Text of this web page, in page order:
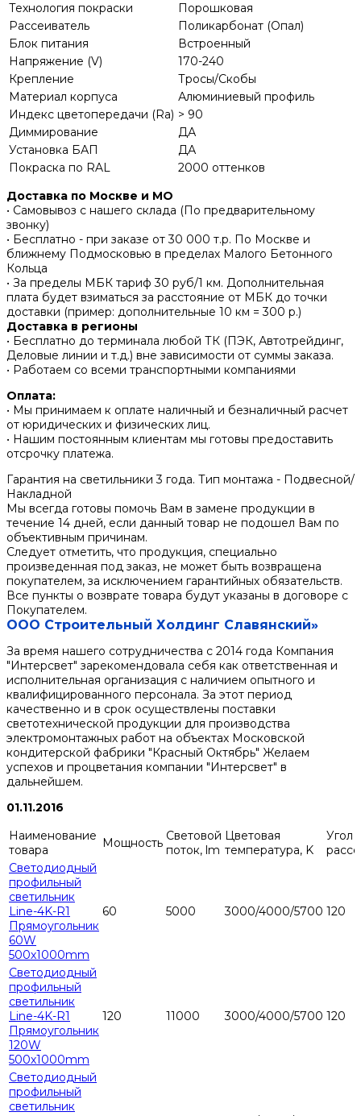
Технология покраски
Порошковая
Рассеиватель
Поликарбонат (Опал)
Блок питания
Встроенный
Напряжение (V)
170-240
Крепление
Тросы/Скобы
Материал корпуса
Алюминиевый профиль
Индекс цветопередачи (Ra) > 90
Диммирование
ДА
Установка БАП
ДА
Покраска по RAL
2000 оттенков
Доставка по Москве и МО
• Самовывоз с нашего склада (По предварительному
звонку)
• Бесплатно - при заказе от 30 000 т.р. По Москве и
ближнему Подмосковью в пределах Малого Бетонного
Кольца
• За пределы МБК тариф 30 руб/1 км. Дополнительная
плата будет взиматься за расстояние от МБК до точки
доставки (пример: дополнительные 10 км = 300 р.)
Доставка в регионы
• Бесплатно до терминала любой ТК (ПЭК, Автотрейдинг,
Деловые линии и т.д.) вне зависимости от суммы заказа.
• Работаем со всеми транспортными компаниями
Оплата:
• Мы принимаем к оплате наличный и безналичный расчет
от юридических и физических лиц.
• Нашим постоянным клиентам мы готовы предоставить
отсрочку платежа.
Гарантия на светильники 3 года. Тип монтажа - Подвесной/
Накладной
Мы всегда готовы помочь Вам в замене продукции в
течение 14 дней, если данный товар не подошел Вам по
объективным причинам.
Следует отметить, что продукция, специально
произведенная под заказ, не может быть возвращена
покупателем, за исключением гарантийных обязательств.
Все пункты о возврате товара будут указаны в договоре с
Покупателем.
ООО Строительный Холдинг Славянский»
За время нашего сотрудничества с 2014 года Компания
"Интерсвет" зарекомендовала себя как ответственная и
исполнительная организация с наличием опытного и
квалифицированного персонала. За этот период
качественно и в срок осуществлены поставки
светотехнической продукции для производства
электромонтажных работ на объектах Московской
кондитерской фабрики "Красный Октябрь" Желаем
успехов и процветания компании "Интерсвет" в
дальнейшем.
01.11.2016
Наименование
товара
Мощность Световой
поток, lm
Цветовая
температура, K
Угол
Светодиодный
профильный
светильник
Line-4K-R1
Прямоугольник
60W
500х1000mm
60 5000 3000/4000/5700 120
Светодиодный
профильный
светильник
Line-4K-R1
Прямоугольник
120W
500х1000mm
120 11000 3000/4000/5700 120
Светодиодный
профильный
светильник